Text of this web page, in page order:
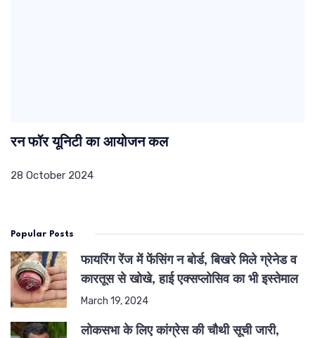
रन फॉर यूनिटी का आयोजन कल
28 October 2024
Popular Posts
फायरिंग रेंज में फेंसिंग न बोर्ड, बिखरे मिले ग्रेनेड व
कारतूस से खोखे, हाई एक्सप्लोसिव का भी इस्तेमाल
March 19, 2024
लोकसभा के लिए कांग्रेस की चौथी सूची जारी,